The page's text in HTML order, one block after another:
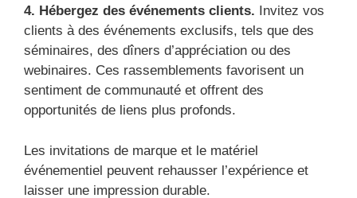
4. Hébergez des événements clients. Invitez vos
clients à des événements exclusifs, tels que des
séminaires, des dîners d’appréciation ou des
webinaires. Ces rassemblements favorisent un
sentiment de communauté et offrent des
opportunités de liens plus profonds.
Les invitations de marque et le matériel
événementiel peuvent rehausser l’expérience et
laisser une impression durable.